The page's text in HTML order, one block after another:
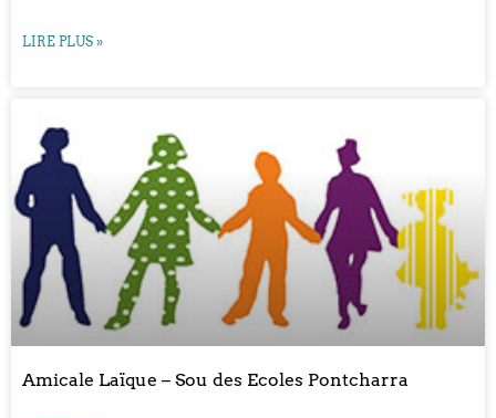
LIRE PLUS »
Amicale Laïque – Sou des Ecoles Pontcharra